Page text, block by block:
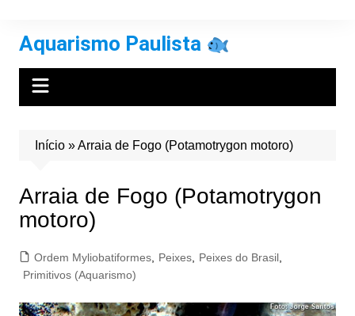
conteúdo
Aquarismo Paulista
Início»Arraia de Fogo (Potamotrygon motoro)
Arraia de Fogo (Potamotrygon
motoro)
Ordem Myliobatiformes, Peixes, Peixes do Brasil,
Primitivos (Aquarismo)